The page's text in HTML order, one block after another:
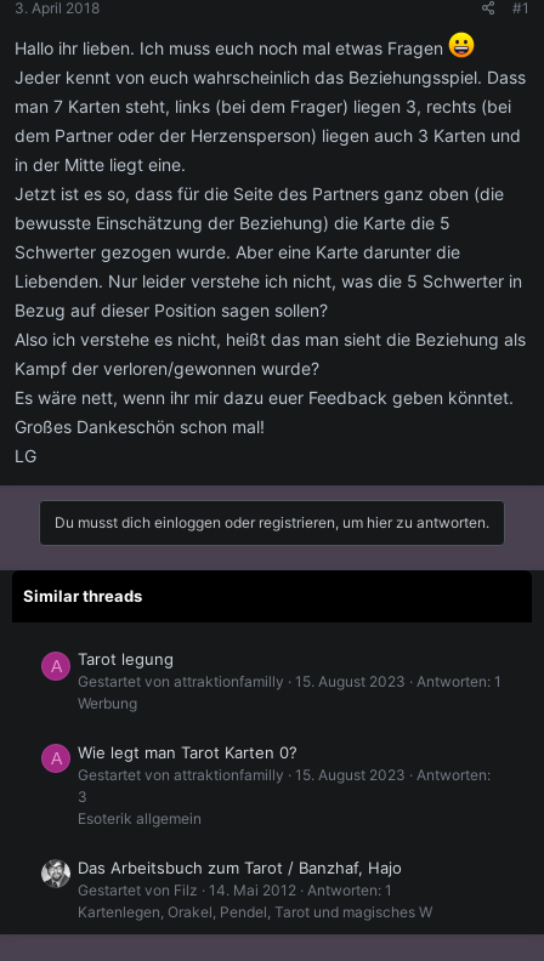
r
e
3. April 2018 #1
Hallo ihr lieben. Ich muss euch noch mal etwas Fragen
Jeder kennt von euch wahrscheinlich das Beziehungsspiel. Dass
man 7 Karten steht, links (bei dem Frager) liegen 3, rechts (bei
dem Partner oder der Herzensperson) liegen auch 3 Karten und
in der Mitte liegt eine.
Jetzt ist es so, dass für die Seite des Partners ganz oben (die
bewusste Einschätzung der Beziehung) die Karte die 5
Schwerter gezogen wurde. Aber eine Karte darunter die
Liebenden. Nur leider verstehe ich nicht, was die 5 Schwerter in
Bezug auf dieser Position sagen sollen?
Also ich verstehe es nicht, heißt das man sieht die Beziehung als
Kampf der verloren/gewonnen wurde?
Es wäre nett, wenn ihr mir dazu euer Feedback geben könntet.
Großes Dankeschön schon mal!
LG
Du musst dich einloggen oder registrieren, um hier zu antworten.
Similar threads
A Tarot legung
Gestartet von attraktionfamilly 15. August 2023
Antworten: 1
Werbung
A Wie legt man Tarot Karten 0?
Gestartet von attraktionfamilly 15. August 2023
Antworten:
3
Esoterik allgemein
Das Arbeitsbuch zum Tarot / Banzhaf, Hajo
Gestartet von Filz 14. Mai 2012
Antworten: 1
Kartenlegen, Orakel, Pendel, Tarot und magisches W